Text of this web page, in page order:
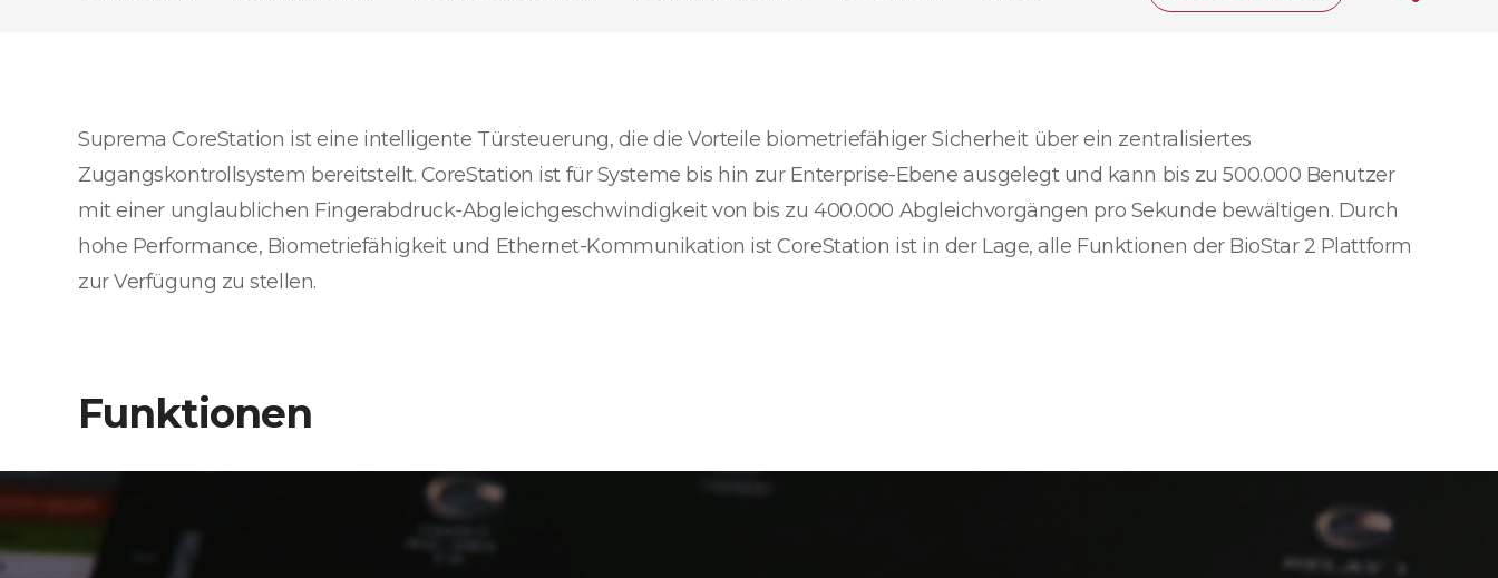
Suprema CoreStation ist eine intelligente Türsteuerung, die die Vorteile biometriefähiger Sicherheit über ein zentralisiertes
Zugangskontrollsystem bereitstellt. CoreStation ist für Systeme bis hin zur Enterprise-Ebene ausgelegt und kann bis zu 500.000 Benutzer
mit einer unglaublichen Fingerabdruck-Abgleichgeschwindigkeit von bis zu 400.000 Abgleichvorgängen pro Sekunde bewältigen. Durch
hohe Performance, Biometriefähigkeit und Ethernet-Kommunikation ist CoreStation ist in der Lage, alle Funktionen der BioStar 2 Plattform
zur Verfügung zu stellen.
Funktionen